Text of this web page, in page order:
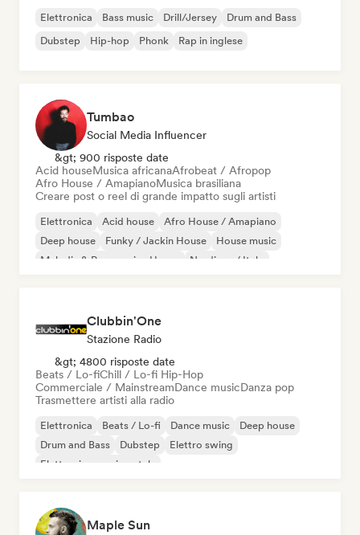
Elettronica Bass music Drill/Jersey
Drum and Bass
Dubstep
Hip-hop Phonk Rap in inglese
Tumbao
Social Media Influencer
&gt; 900 risposte date
Acid houseMusica africanaAfrobeat / Afropop
Afro House / AmapianoMusica brasiliana
Creare post o reel di grande impatto sugli artisti
Elettronica Acid house
Afro House / Amapiano
Deep house
Funky / Jackin House
House music
Melodic & Progressive House
Nu-disco / Italo
Clubbin'One
Stazione Radio
&gt; 4800 risposte date
Beats / Lo-fiChill / Lo-fi Hip-Hop
Commerciale / MainstreamDance musicDanza pop
Trasmettere artisti alla radio
Elettronica Beats / Lo-fi Dance music
Deep house
Drum and Bass
Dubstep
Elettro swing
Elettronica sperimentale
Maple Sun